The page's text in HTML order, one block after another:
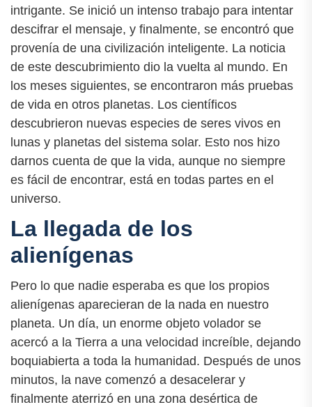
intrigante. Se inició un intenso trabajo para intentar
descifrar el mensaje, y finalmente, se encontró que
provenía de una civilización inteligente. La noticia
de este descubrimiento dio la vuelta al mundo. En
los meses siguientes, se encontraron más pruebas
de vida en otros planetas. Los científicos
descubrieron nuevas especies de seres vivos en
lunas y planetas del sistema solar. Esto nos hizo
darnos cuenta de que la vida, aunque no siempre
es fácil de encontrar, está en todas partes en el
universo.
La llegada de los
alienígenas
Pero lo que nadie esperaba es que los propios
alienígenas aparecieran de la nada en nuestro
planeta. Un día, un enorme objeto volador se
acercó a la Tierra a una velocidad increíble, dejando
boquiabierta a toda la humanidad. Después de unos
minutos, la nave comenzó a desacelerar y
finalmente aterrizó en una zona desértica de